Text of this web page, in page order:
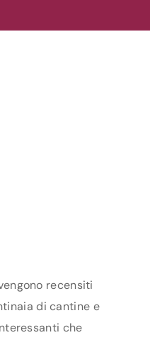
recensiti
di cantine e
che